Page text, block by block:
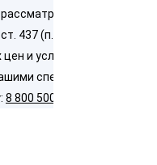
как
437 (п. 2) ГК РФ. Для
и условий
специалистами по
8 800 500 5437